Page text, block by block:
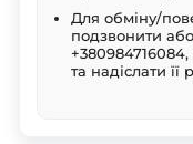
Для обміну/
подзвонити
та надіслати